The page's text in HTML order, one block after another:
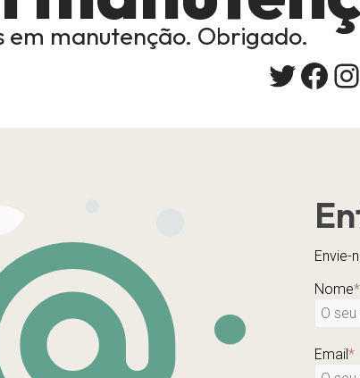
em manutenção. Obrigado.
Twitter
Envie-
Nome*
Email*